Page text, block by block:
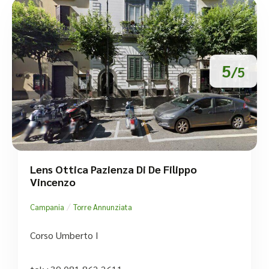
5/5
Lens Ottica Pazienza Di De Filippo
Vincenzo
Campania / Torre Annunziata
Corso Umberto I